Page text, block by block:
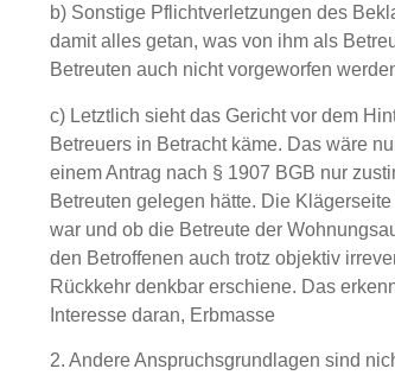
b) Sonstige Pflichtverletzungen des
damit alles getan, was von ihm als
Betreuten auch nicht vorgeworfen
c) Letztlich sieht das Gericht vor dem
Betreuers in Betracht käme. Das wäre
einem Antrag nach § 1907 BGB nur
Betreuten gelegen hätte. Die
war und ob die Betreute der
den Betroffenen auch trotz objektiv
Rückkehr denkbar erschiene. Das
Interesse daran, Erbmasse
2. Andere Anspruchsgrundlagen sind